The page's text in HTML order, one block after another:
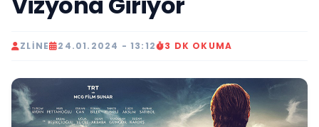
ZLINE 24.01.2024 - 13:12 3 DK OKUMA